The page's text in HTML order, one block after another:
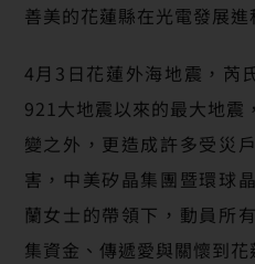
善美的花蓮縣在光電發展進
4月3日花蓮外海地震，芮
921大地震以來的最大地震
變之外，更造成許多受災
害，中美矽晶集團暨環球
蘭女士的帶領下，動員所
集資金、傳遞愛與關懷到